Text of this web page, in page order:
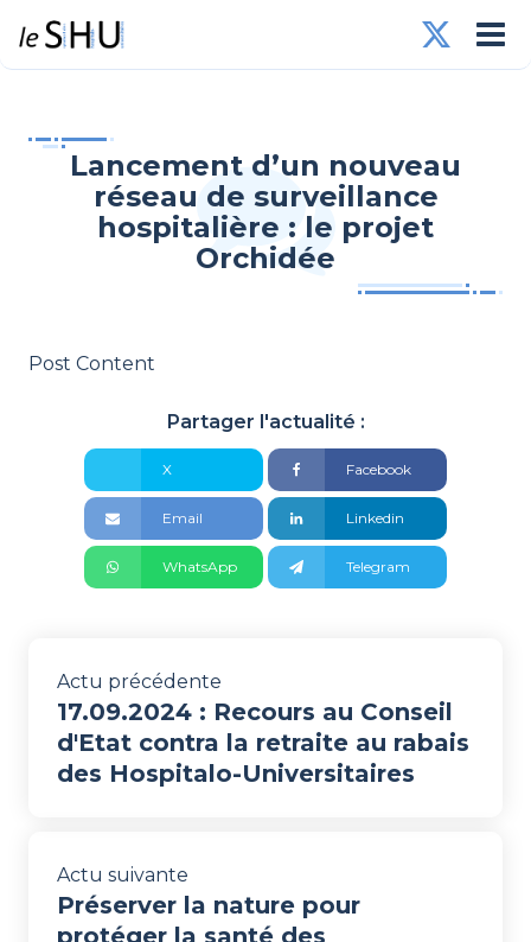
Lancement d’un nouveau
réseau de surveillance
hospitalière : le projet
Orchidée
Post Content
Partager l'actualité :
X Facebook
Email Linkedin
WhatsApp Telegram
Actu précédente
17.09.2024 : Recours au Conseil
d'Etat contra la retraite au rabais
des Hospitalo-Universitaires
Actu suivante
Préserver la nature pour